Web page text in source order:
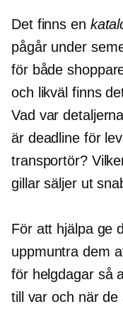
Det finns en
pågår under
för både
och likväl finns
Vad var
är deadline för
transportör?
gillar säljer ut
För att hjälpa ge
uppmuntra dem
för helgdagar så
till var och när